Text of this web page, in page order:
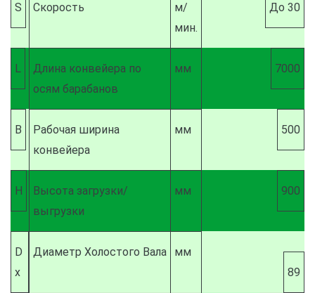
S Скорость
м/
мин.
До 30
L
Длина конвейера по
осям барабанов
мм 7000
В
Рабочая ширина
конвейера
мм 500
H
Высота загрузки/
выгрузки
мм 900
D
х
Диаметр Холостого Вала
мм
89